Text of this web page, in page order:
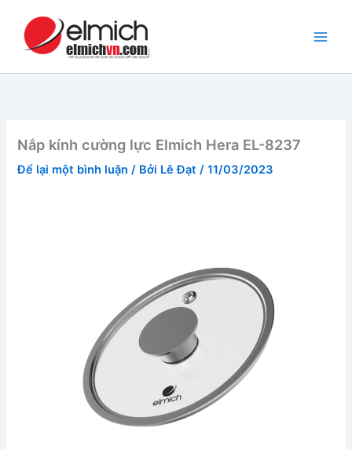
Nắp kính cường lực Elmich Hera EL-8237
Để lại một bình luận / Bởi Lê Đạt/11/03/2023